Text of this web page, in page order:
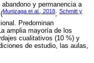
y permanencia a
Munizaga et al., 2018; Schmitt y
Predominan
amplia mayoría de los
cualitativos (10 %) y
de estudio, las aulas,